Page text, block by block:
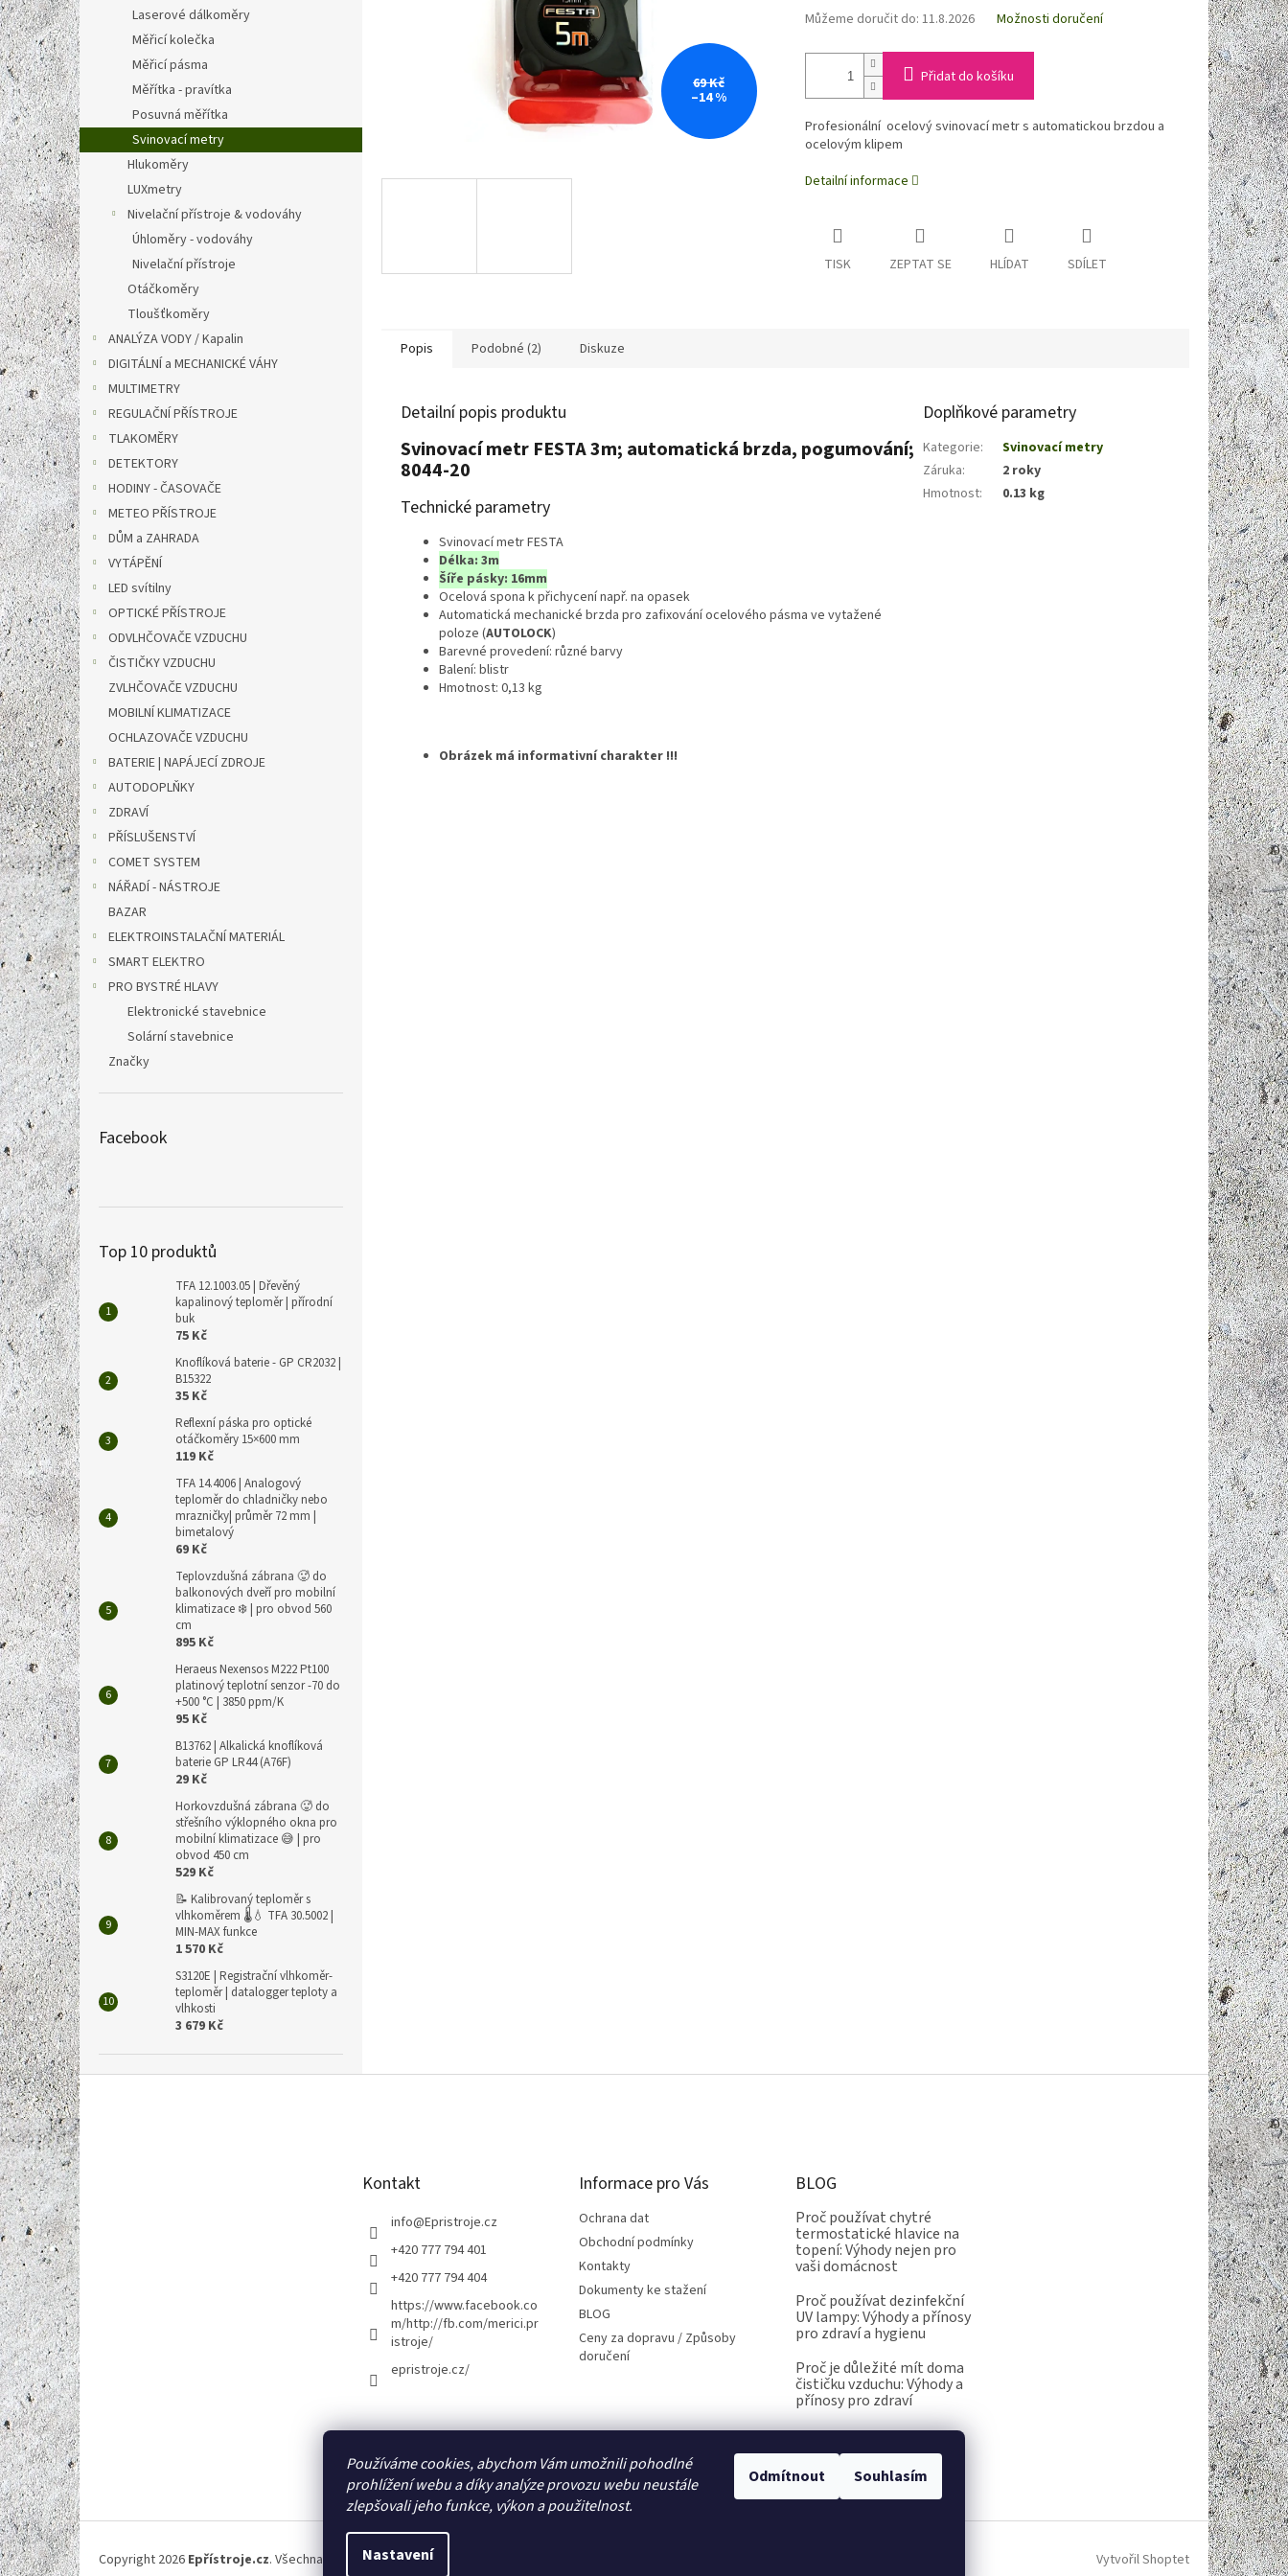
Používáme cookies, abychom Vám umožnili pohodlné
prohlížení webu a díky analýze provozu webu neustále
zlepšovali jeho funkce, výkon a použitelnost.
Nastavení
Odmítnout Souhlasím
e
l
Laserové dálkoměry
Měřicí kolečka
Měřicí pásma
Měřítka - pravítka
Posuvná měřítka
Svinovací metry
Hlukoměry
LUXmetry
Nivelační přístroje & vodováhy
Úhloměry - vodováhy
Nivelační přístroje
Otáčkoměry
Tloušťkoměry
ANALÝZA VODY / Kapalin
DIGITÁLNÍ a MECHANICKÉ VÁHY
MULTIMETRY
REGULAČNÍ PŘÍSTROJE
TLAKOMĚRY
DETEKTORY
HODINY - ČASOVAČE
METEO PŘÍSTROJE
DŮM a ZAHRADA
VYTÁPĚNÍ
LED svítilny
OPTICKÉ PŘÍSTROJE
ODVLHČOVAČE VZDUCHU
ČISTIČKY VZDUCHU
ZVLHČOVAČE VZDUCHU
MOBILNÍ KLIMATIZACE
OCHLAZOVAČE VZDUCHU
BATERIE | NAPÁJECÍ ZDROJE
AUTODOPLŇKY
ZDRAVÍ
PŘÍSLUŠENSTVÍ
COMET SYSTEM
NÁŘADÍ - NÁSTROJE
BAZAR
ELEKTROINSTALAČNÍ MATERIÁL
SMART ELEKTRO
PRO BYSTRÉ HLAVY
Elektronické stavebnice
Solární stavebnice
Značky
Facebook
Top 10 produktů
TFA 12.1003.05 | Dřevěný
kapalinový teploměr | přírodní
buk
75 Kč
Knoflíková baterie - GP CR2032 |
B15322
35 Kč
Reflexní páska pro optické
otáčkoměry 15×600 mm
119 Kč
TFA 14.4006 | Analogový
teploměr do chladničky nebo
mrazničky| průměr 72 mm |
bimetalový
69 Kč
Teplovzdušná zábrana 🥵 do
balkonových dveří pro mobilní
klimatizace ❄️ | pro obvod 560
cm
895 Kč
Heraeus Nexensos M222 Pt100
platinový teplotní senzor -70 do
+500 °C | 3850 ppm/K
95 Kč
B13762 | Alkalická knoflíková
baterie GP LR44 (A76F)
29 Kč
Horkovzdušná zábrana 🥵 do
střešního výklopného okna pro
mobilní klimatizace 😅 | pro
obvod 450 cm
529 Kč
📝 Kalibrovaný teploměr s
vlhkoměrem 🌡️💧 TFA 30.5002 |
MIN-MAX funkce
1 570 Kč
S3120E | Registrační vlhkoměr-
teploměr | datalogger teploty a
vlhkosti
3 679 Kč
69 Kč
–14 %
Můžeme doručit do: 11.8.2026 Možnosti doručení
Přidat do košíku
Profesionální ocelový svinovací metr s automatickou brzdou a
ocelovým klipem
Detailní informace
TISK ZEPTAT SE HLÍDAT SDÍLET
Popis Podobné (2) Diskuze
Detailní popis produktu
Svinovací metr FESTA 3m; automatická brzda, pogumování;
8044-20
Technické parametry
Svinovací metr FESTA
Délka: 3m
Šíře pásky: 16mm
Ocelová spona k přichycení např. na opasek
Automatická mechanické brzda pro zafixování ocelového pásma ve vytažené
poloze (AUTOLOCK)
Barevné provedení: různé barvy
Balení: blistr
Hmotnost: 0,13 kg
Obrázek má informativní charakter !!!
Doplňkové parametry
Kategorie:
Svinovací metry
Záruka:
2 roky
Hmotnost: 0.13 kg
Z
á
p
a
t
í Kontakt
info@Epristroje.cz
+420 777 794 401
+420 777 794 404
https://www.facebook.co
m/http://fb.com/merici.pr
istroje/
epristroje.cz/
Informace pro Vás
Ochrana dat
Obchodní podmínky
Kontakty
Dokumenty ke stažení
BLOG
Ceny za dopravu / Způsoby
doručení
BLOG
Proč používat chytré
termostatické hlavice na
topení: Výhody nejen pro
vaši domácnost
Proč používat dezinfekční
UV lampy: Výhody a přínosy
pro zdraví a hygienu
Proč je důležité mít doma
čističku vzduchu: Výhody a
přínosy pro zdraví
Kalibrace.info meteostanice.cz
Vytvořil Shoptet
Copyright 2026 Epřístroje.cz. Všechna práva vyhrazena.Upravit nastavení cookies